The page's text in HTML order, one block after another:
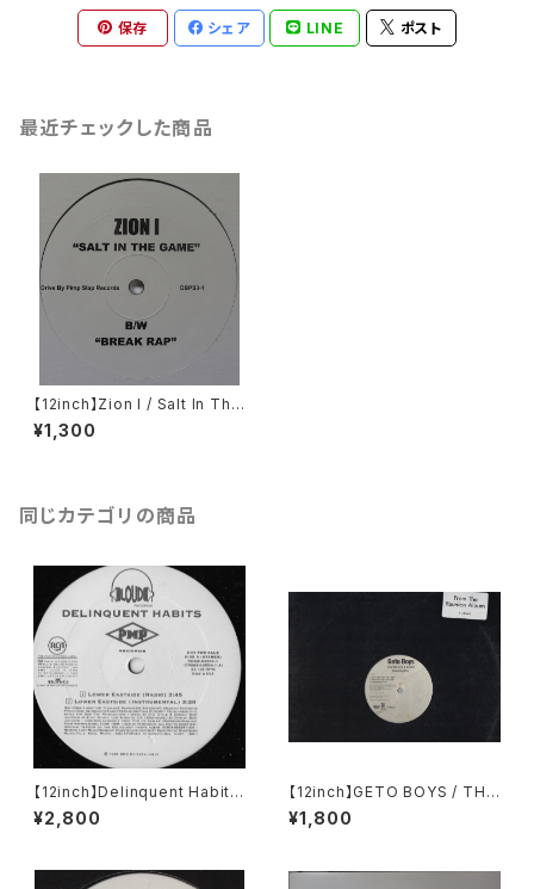
保存 シェア LINE ポスト
最近チェックした商品
【12inch】Zion I / Salt In The
Game / Break Rap
¥1,300
同じカテゴリの商品
【12inch】Delinquent Habits
/ Lower Eastside
¥2,800
【12inch】GETO BOYS / THE
WORLD IS A GHETTO
¥1,800